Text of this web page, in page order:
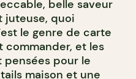
belle saveur
juteuse, quoi
le genre de carte
et les
pour le
maison et une